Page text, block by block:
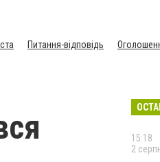
Питання-відповідь
15:18
2